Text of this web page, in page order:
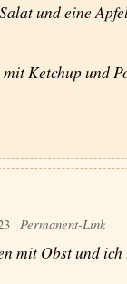
und eine
Ketchup und
| Permanent-Link
mit Obst und